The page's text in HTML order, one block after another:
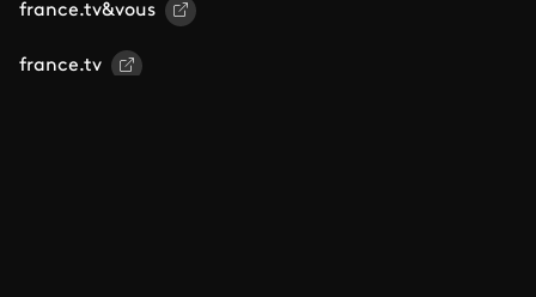
france.tv&vous
france.tv